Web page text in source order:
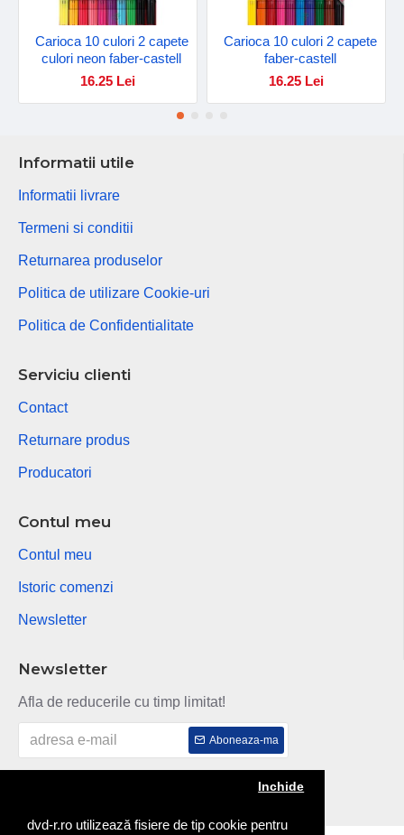
dvd-r.ro utilizează fisiere de tip cookie pentru
Inchide
Carioca 10 culori 2 capete
culori neon faber-castell
16.25 Lei
Carioca 10 culori 2 capete
faber-castell
16.25 Lei
Informatii utile
Informatii livrare
Termeni si conditii
Returnarea produselor
Politica de utilizare Cookie-uri
Politica de Confidentialitate
Serviciu clienti
Contact
Returnare produs
Producatori
Contul meu
Contul meu
Istoric comenzi
Newsletter
Newsletter
Afla de reducerile cu timp limitat!
Aboneaza-ma